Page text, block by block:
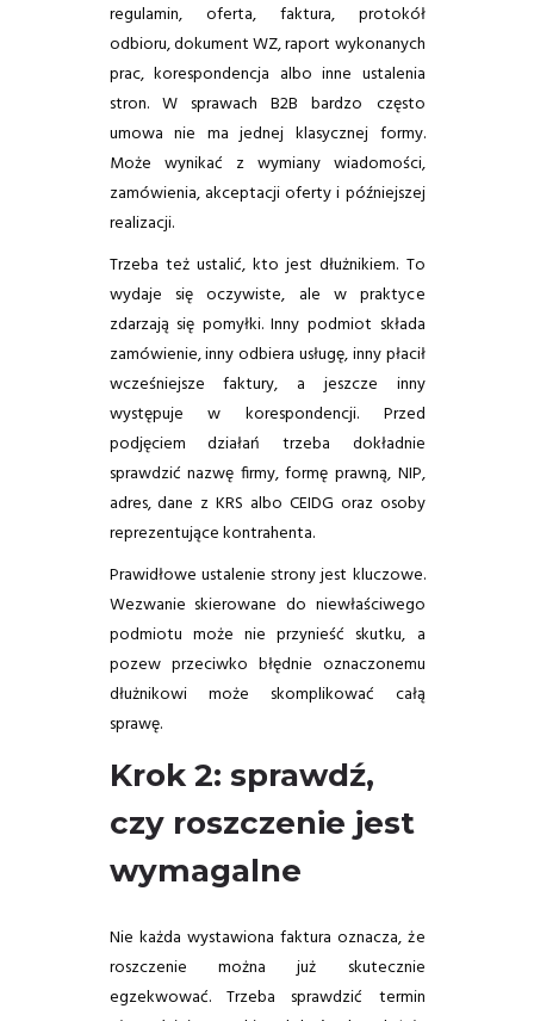
regulamin, oferta, faktura, protokół
odbioru, dokument WZ, raport wykonanych
prac, korespondencja albo inne ustalenia
stron. W sprawach B2B bardzo często
umowa nie ma jednej klasycznej formy.
Może wynikać z wymiany wiadomości,
zamówienia, akceptacji oferty i późniejszej
realizacji.
Trzeba też ustalić, kto jest dłużnikiem. To
wydaje się oczywiste, ale w praktyce
zdarzają się pomyłki. Inny podmiot składa
zamówienie, inny odbiera usługę, inny płacił
wcześniejsze faktury, a jeszcze inny
występuje w korespondencji. Przed
podjęciem działań trzeba dokładnie
sprawdzić nazwę firmy, formę prawną, NIP,
adres, dane z KRS albo CEIDG oraz osoby
reprezentujące kontrahenta.
Prawidłowe ustalenie strony jest kluczowe.
Wezwanie skierowane do niewłaściwego
podmiotu może nie przynieść skutku, a
pozew przeciwko błędnie oznaczonemu
dłużnikowi może skomplikować całą
sprawę.
Krok 2: sprawdź,
czy roszczenie jest
wymagalne
Nie każda wystawiona faktura oznacza, że
roszczenie można już skutecznie
egzekwować. Trzeba sprawdzić termin